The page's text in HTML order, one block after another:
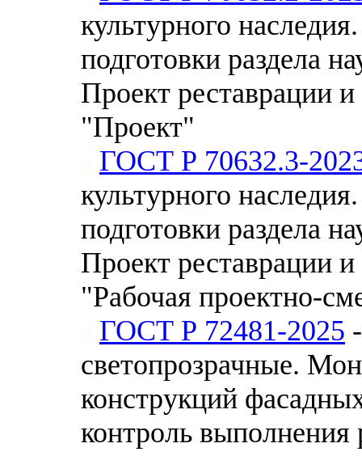
культурного
подготовки раздела
Проект реставрации
"Проект"
ГОСТ Р 70632.3-
культурного
подготовки раздела
Проект реставрации
"Рабочая проектно-
ГОСТ Р 72481-2025
светопрозрачные.
конструкций
контроль выполнения